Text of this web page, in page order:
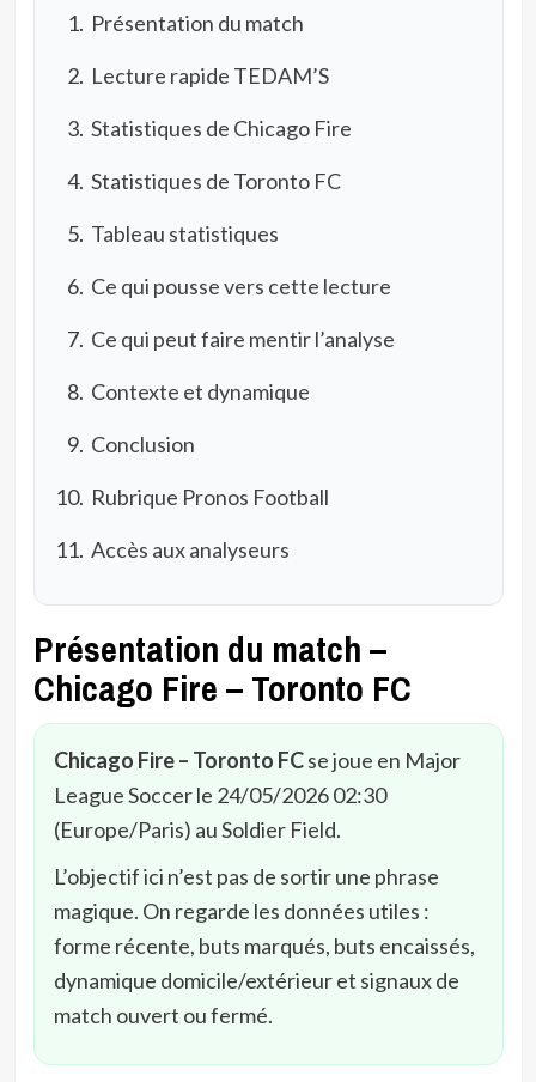
Présentation du match
Lecture rapide TEDAM’S
Statistiques de Chicago Fire
Statistiques de Toronto FC
Tableau statistiques
Ce qui pousse vers cette lecture
Ce qui peut faire mentir l’analyse
Contexte et dynamique
Conclusion
Rubrique Pronos Football
Accès aux analyseurs
Présentation du match –
Chicago Fire – Toronto FC
Chicago Fire – Toronto FCse joue en Major
League Soccer le 24/05/2026 02:30
(Europe/Paris) au Soldier Field.
L’objectif ici n’est pas de sortir une phrase
magique. On regarde les données utiles :
forme récente, buts marqués, buts encaissés,
dynamique domicile/extérieur et signaux de
match ouvert ou fermé.